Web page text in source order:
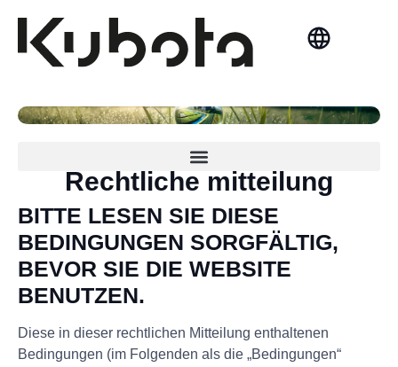
Rechtliche mitteilung
BITTE LESEN SIE DIESE
BEDINGUNGEN SORGFÄLTIG,
BEVOR SIE DIE WEBSITE
BENUTZEN.
Diese in dieser rechtlichen Mitteilung enthaltenen
Bedingungen (im Folgenden als die „Bedingungen“